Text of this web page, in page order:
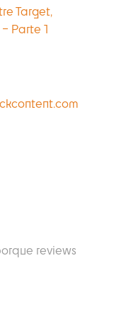
Target,
Parte 1
reviews